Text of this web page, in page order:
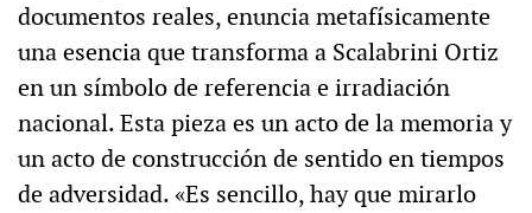
documentos reales, enuncia metafísicamente
una esencia que transforma a Scalabrini Ortiz
en un símbolo de referencia e irradiación
nacional. Esta pieza es un acto de la memoria y
un acto de construcción de sentido en tiempos
de adversidad. «Es sencillo, hay que mirarlo